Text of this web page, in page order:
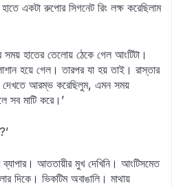
একটা রুপোর সিগনেট রিং লক্ষ করেছিলাম
সময় হাতের তেলোয় ঠেকে গেল আংটিটা।
হয়ে গেল। তারপর যা হয় তাই। রাস্তার
দেখতে আরম্ভ করেছিলুম, এমন সময়
সব মাটি করে।’
ব্যাপার। আততায়ীর মুখ দেখিনি। আংটিসমেত
দিকে। ভিকটিম অবাঙালি। মাথায়